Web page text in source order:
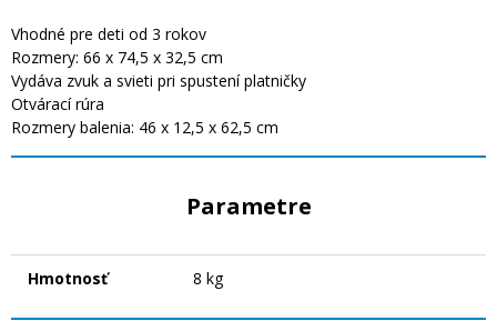
Vhodné pre deti od 3 rokov
Rozmery: 66 x 74,5 x 32,5 cm
Vydáva zvuk a svieti pri spustení platničky
Otvárací rúra
Rozmery balenia: 46 x 12,5 x 62,5 cm
Parametre
Hmotnosť 8 kg